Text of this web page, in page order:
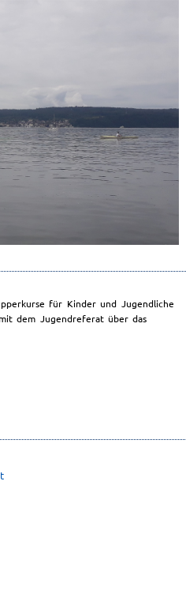
für Kinder und Jugendliche
dem Jugendreferat über das